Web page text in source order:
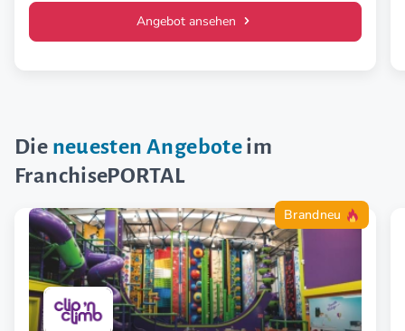
Angebot ansehen
Die neuesten Angeboteim
FranchisePORTAL
Brandneu